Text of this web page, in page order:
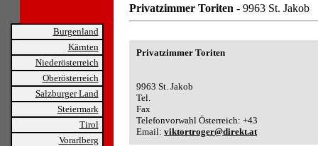
Burgenland
Kärnten
Niederösterreich
Oberösterreich
Salzburger Land
Steiermark
Tirol
Vorarlberg
Privatzimmer Toriten - 9963 St. Jakob
Privatzimmer Toriten
9963 St. Jakob
Tel.
Fax
Telefonvorwahl Österreich: +43
Email: viktortroger@direkt.at